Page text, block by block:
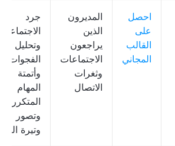
احصل
على
القالب
المجاني
المديرون
الذين
يراجعون
الاجتماعات
وثغرات
الاتصال
جرد
وتحليل
الفجوات،
وأتمتة
المهام
المتكررة،
وتصور
وتيرة